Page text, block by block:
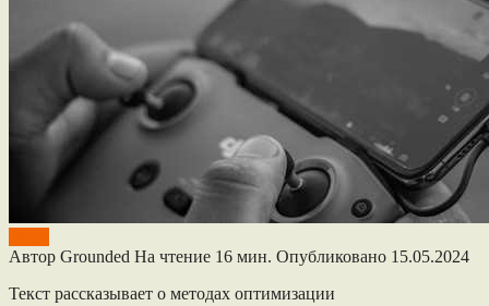
Автор Grounded На чтение 16 мин. Опубликовано 15.05.2024
Текст рассказывает о методах оптимизации